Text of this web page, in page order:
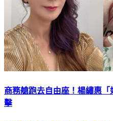
商務艙跑去自由座！楊繡惠
擊